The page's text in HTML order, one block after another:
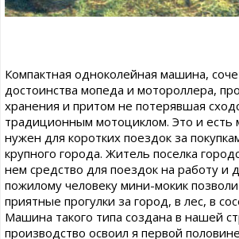
Компактная одноколейная машина,
достоинства мопеда и мотороллера,
хранения и притом не потерявшая
традиционным мотоциклом. Это и есть
нужен для коротких поездок за
крупного города. Житель поселка
нем средство для поездок на работу
пожилому человеку мини-мокик
приятные прогулки за город, в лес, в
Машина такого типа создана в нашей
производство освоил я первой